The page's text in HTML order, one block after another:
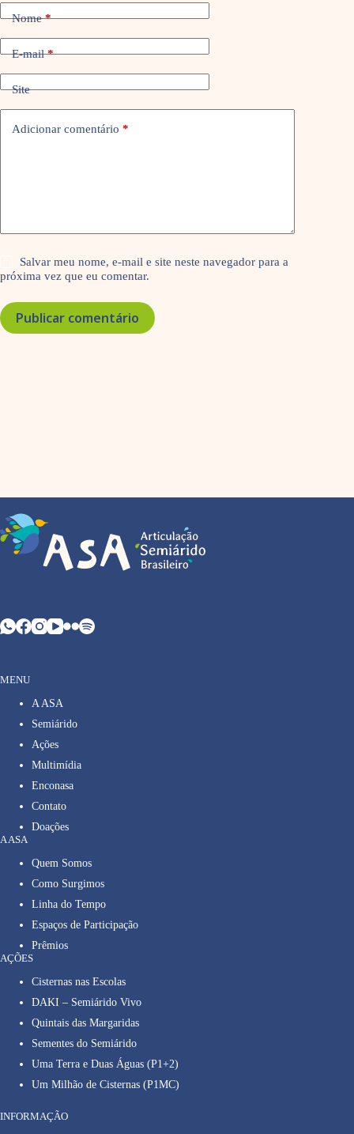
Nome*
E-mail*
Site
Adicionar comentário *
Salvar meu nome, e-mail e site neste navegador para a
próxima vez que eu comentar.
Publicar comentário
MENU
A ASA
Semiárido
Ações
Multimídia
Enconasa
Contato
Doações
A ASA
Quem Somos
Como Surgimos
Linha do Tempo
Espaços de Participação
Prêmios
AÇÕES
Cisternas nas Escolas
DAKI – Semiárido Vivo
Quintais das Margaridas
Sementes do Semiárido
Uma Terra e Duas Águas (P1+2)
Um Milhão de Cisternas (P1MC)
INFORMAÇÃO